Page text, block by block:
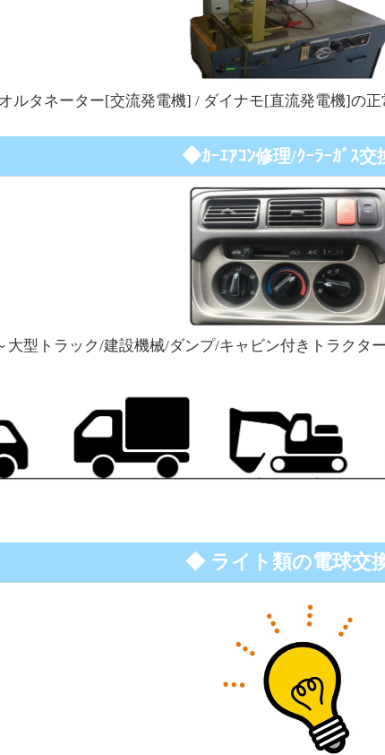
オルタネーター[交流発電機] / ダイナモ[直流発電機]の正
◆ｶｰｴｱｺﾝ修理/ｸｰﾗｰｶﾞｽ交
大型トラック/建設機械/ダンプ/キャビン付きトラクタ
◆ ライト類の電球交